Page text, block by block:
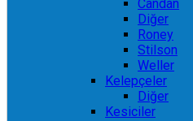
Candan
Diğer
Roney
Stilson
Weller
Kelepçeler
Diğer
Kesiciler